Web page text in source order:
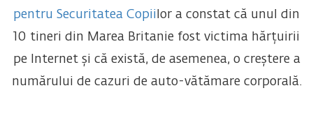
pentru Securitatea Copii lor a constat că unul din
10 tineri din Marea Britanie fost victima hărțuirii
pe Internet și că există, de asemenea, o creștere a
numărului de cazuri de auto-vătămare corporală.